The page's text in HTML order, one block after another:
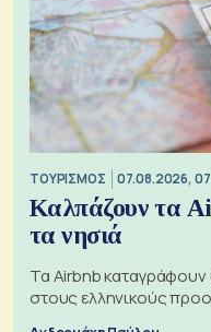
ΤΟΥΡΙΣΜΟΣ 07.08.2026,
Καλπάζουν τα
τα νησιά
Τα Airbnb καταγράφουν
στους ελληνικούς